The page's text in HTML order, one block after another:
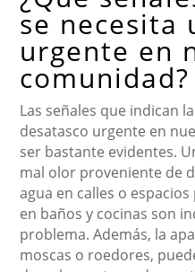
se necesita
urgente en
comunidad?
Las señales que indican
desatasco urgente en
ser bastante evidentes.
mal olor proveniente de
agua en calles o
en baños y cocinas son
problema. Además, la
moscas o roedores,